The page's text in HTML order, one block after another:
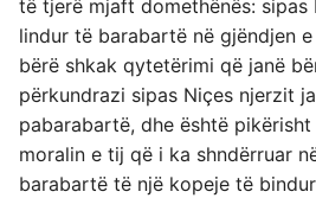
të tjerë mjaft domethënës: sipas
lindur të barabartë në gjëndjen
bërë shkak qytetërimi që janë
përkundrazi sipas Niçes njerzit
pabarabartë, dhe është
moralin e tij që i ka shndërruar
barabartë të një kopeje të